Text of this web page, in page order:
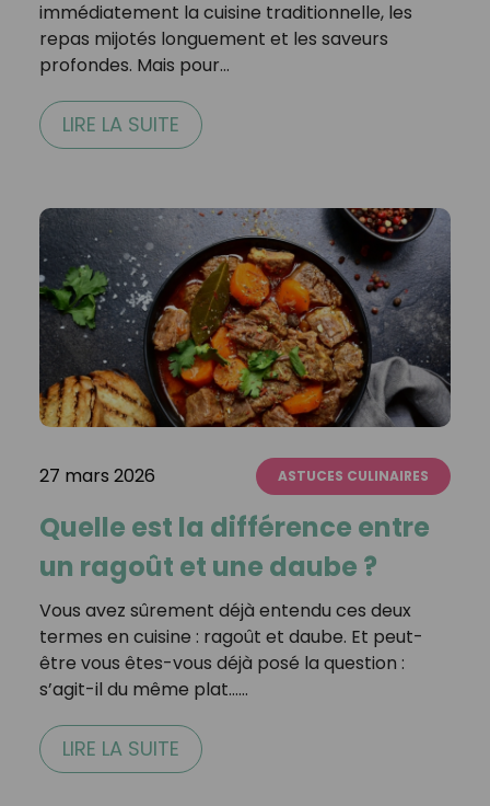
immédiatement la cuisine traditionnelle, les
repas mijotés longuement et les saveurs
profondes. Mais pour…
LIRE LA SUITE
27 mars 2026 ASTUCES CULINAIRES
Quelle est la différence entre
un ragoût et une daube ?
Vous avez sûrement déjà entendu ces deux
termes en cuisine : ragoût et daube. Et peut-
être vous êtes-vous déjà posé la question :
s’agit-il du même plat……
LIRE LA SUITE